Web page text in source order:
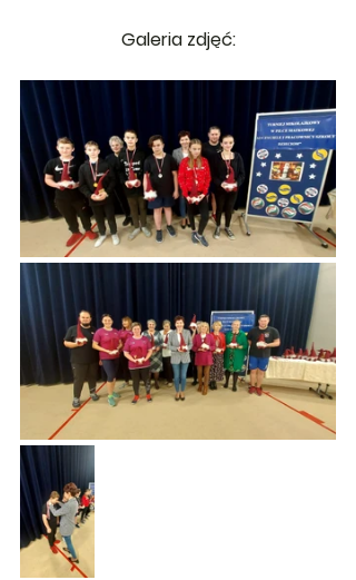
Galeria zdjęć: